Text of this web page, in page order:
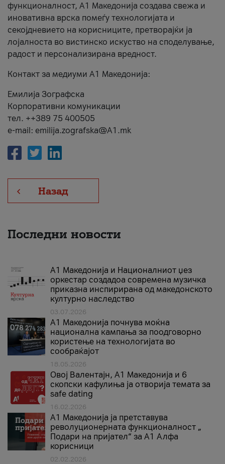
функционалност, А1 Македонија создава свежа и
иновативна врска помеѓу технологијата и
секојдневието на корисниците, претворајќи ја
лојалноста во вистинско искуство на споделување,
радост и персонализирана вредност.
Контакт за медиуми А1 Македонија:
Емилија Зографска
Корпоративни комуникации
тел. ++389 75 400505
e-mail: emilija.zografska@A1.mk
Назад
Последни новости
А1 Македонија и Националниот џез
оркестар создадоа современа музичка
приказна инспирирана од македонското
културно наследство
03.07.2026
A1 Македонија почнува моќна
национална кампања за поодговорно
користење на технологијата во
сообраќајот
18.05.2026
Овој Валентајн, A1 Македонија и 6
скопски кафулиња ја отворија темата за
safe dating
16.02.2026
А1 Македонија ја претставува
револуционерната функционалност „
Подари на пријател“ за А1 Алфа
корисници
02.02.2026